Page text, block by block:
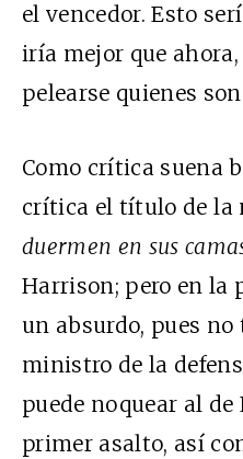
el vencedor. Esto
iría mejor que
pelearse quienes
Como crítica suena
crítica el título de la
duermen en sus
Harrison; pero en la
un absurdo, pues no
ministro de la
puede noquear al
primer asalto, así